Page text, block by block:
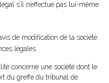
s’il n’effectue pas lui-même
de modification de la société
légales
concerne une société dont le
du greffe du tribunal de